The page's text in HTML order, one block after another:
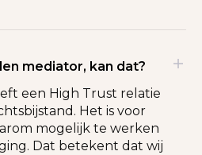
mediator, kan dat?
een High Trust relatie
Het is voor
mogelijk te werken
Dat betekent dat wij